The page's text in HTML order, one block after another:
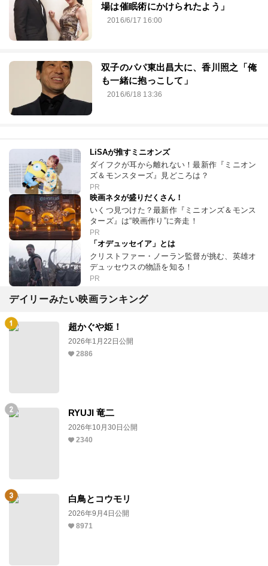
場は催眠術にかけられたよう」
2016/6/17 16:00
双子のパパ東出昌大に、香川照之「俺
も一緒に抱っこして」
2016/6/18 13:36
LiSAが推すミニオンズ
ダイフクが耳から離れない！最新作『ミニオン
ズ＆モンスターズ』見どころは？
PR
映画ネタが盛りだくさん！
いくつ見つけた？最新作『ミニオンズ＆モンス
ターズ』は“映画作り”に奔走！
PR
「オデュッセイア」とは
クリストファー・ノーラン監督が挑む、英雄オ
デュッセウスの物語を知る！
PR
デイリーみたい映画ランキング
超かぐや姫！
2026年1月22日公開
2886
RYUJI 竜二
2026年10月30日公開
2340
白鳥とコウモリ
2026年9月4日公開
8971